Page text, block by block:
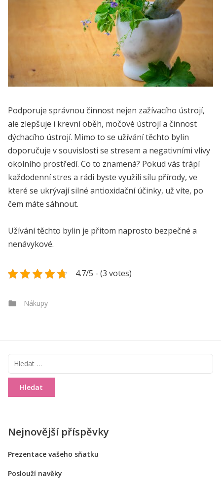
Podporuje správnou činnost nejen zažívacího ústrojí,
ale zlepšuje i krevní oběh, močové ústrojí a činnost
dýchacího ústrojí. Mimo to se užívání těchto bylin
doporučuje v souvislosti se stresem a negativními vlivy
okolního prostředí. Co to znamená? Pokud vás trápí
každodenní stres a rádi byste využili sílu přírody, ve
které se ukrývají silné antioxidační účinky, už víte, po
čem máte sáhnout.
Užívání těchto bylin je přitom naprosto bezpečné a
nenávykové.
4.7/5 - (3 votes)
Categories
Nákupy
Vyhledávání
Nejnovější příspěvky
Prezentace vašeho sňatku
Poslouží navěky